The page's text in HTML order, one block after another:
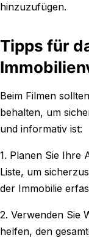
hinzuzufügen.
Tipps für
Beim Filmen
behalten, um
und informativ ist:
1. Planen Sie Ihre
Liste, um
der Immobilie
2. Verwenden Sie
helfen, den